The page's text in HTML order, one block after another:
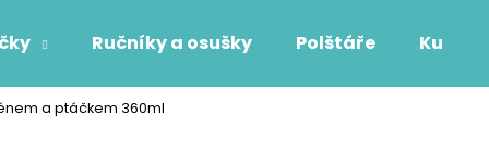
Ručníky a osušky Polštáře
a ptáčkem 360ml
Co potřebujete najít?